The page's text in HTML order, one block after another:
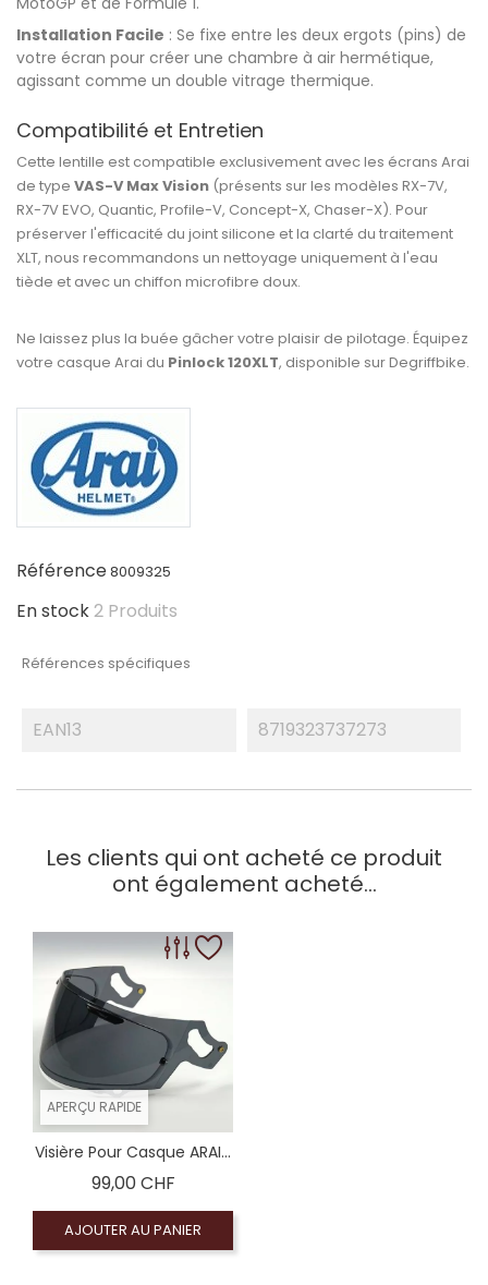
Installation Facile : Se fixe entre les deux ergots (pins) de
votre écran pour créer une chambre à air hermétique,
agissant comme un double vitrage thermique.
Compatibilité et Entretien
Cette lentille est compatible exclusivement avec les écrans Arai
de type VAS-V Max Vision (présents sur les modèles RX-7V,
RX-7V EVO, Quantic, Profile-V, Concept-X, Chaser-X). Pour
préserver l'efficacité du joint silicone et la clarté du traitement
XLT, nous recommandons un nettoyage uniquement à l'eau
tiède et avec un chiffon microfibre doux.
Ne laissez plus la buée gâcher votre plaisir de pilotage. Équipez
votre casque Arai du Pinlock 120XLT, disponible sur Degriffbike.
Référence8009325
En stock2 Produits
Références spécifiques
EAN13 8719323737273
Les clients qui ont acheté ce produit
ont également acheté...
APERÇU RAPIDE
Visière Pour Casque ARAI...
99,00 CHFPrix
AJOUTER AU PANIER